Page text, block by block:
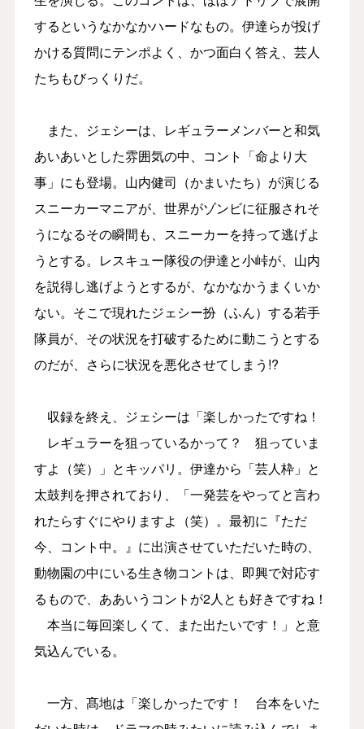
するというなかなかハードなもの。伊達らが投げ
かける質問にテンポよく、かつ面白く答え、芸人
たちもびっくりだ。
また、ジェシーは、レギュラーメンバーと和気
あいあいとした雰囲気の中、コント「命より大
事」にも登場。山内健司（かまいたち）が演じる
スニーカーマニアが、世界がゾンビに征服されそ
うになるその瞬間も、スニーカーを持って逃げよ
うとする。レスキュー隊役の伊達と小峠が、山内
を説得し逃げようとするが、なかなかうまくいか
ない。そこで現れたジェシー扮（ふん）する若手
隊員が、その状況を打破するために動こうとする
のだが、さらに状況を悪化させてしまう!?
収録を終え、ジェシーは「楽しかったですね！
レギュラーを狙っているかって？ 狙っていま
すよ（笑）」とキッパリ。伊達から「芸人枠」と
太鼓判を押されており、「一発芸をやってと言わ
れたらすぐにやりますよ（笑）。最初に『ただ
今、コント中。』に出演させていただいた時の、
動物園の中にいる生き物コントは、即興で対応す
るもので、ああいうコントが2人とも好きですね！
本当に毎回楽しくて、また出たいです！」と意
気込んでいる。
一方、髙地は「楽しかったです！ 台本をいた